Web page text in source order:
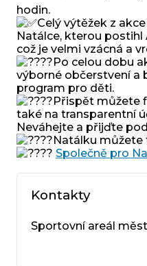
hodin.
Celý výtěžek z
Natálce, kterou
což je velmi vzácná a
Po celou dobu
výborné občerstvení a
program pro děti.
Přispět můžete
také na transparentní
Neváhejte a přijďte
Natálku můžete
Společně pro
Kontakty
Sportovní areál